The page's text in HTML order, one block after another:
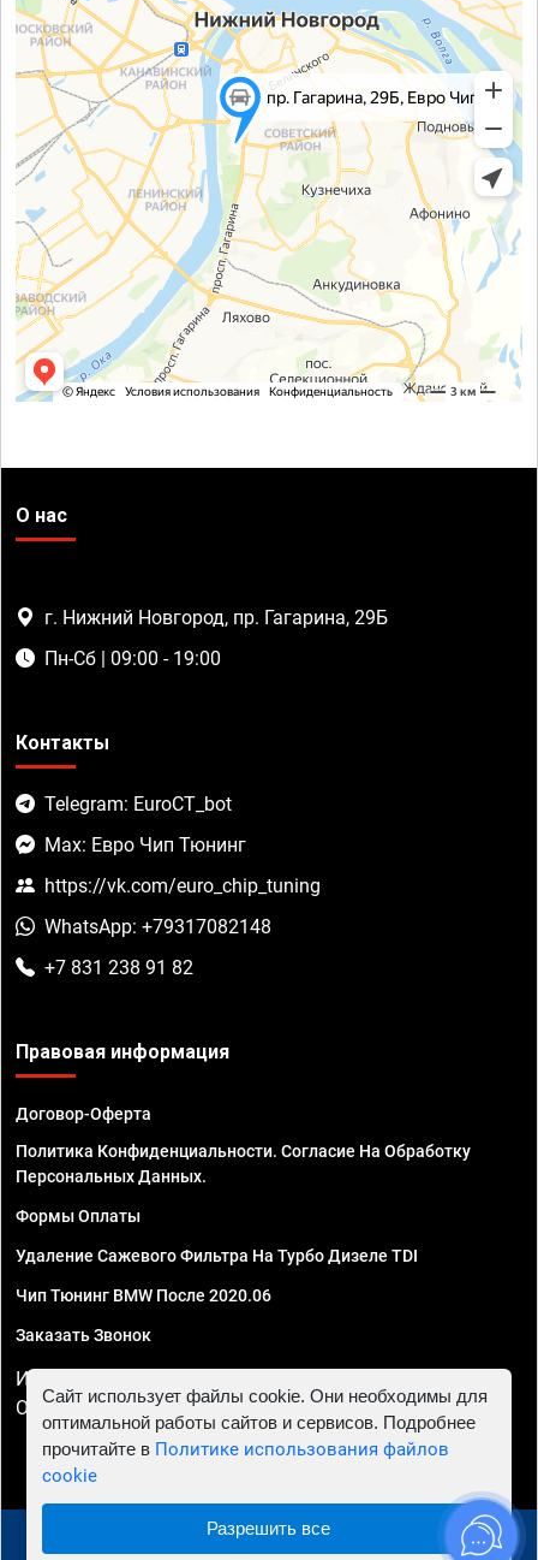
О нас
г. Нижний Новгород, пр. Гагарина, 29Б
Пн-Сб | 09:00 - 19:00
Контакты
Telegram: EuroCT_bot
Max: Евро Чип Тюнинг
https://vk.com/euro_chip_tuning
WhatsApp: +79317082148
+7 831 238 91 82
Правовая информация
Договор-Оферта
Политика Конфиденциальности. Согласие На Обработку
Персональных Данных.
Формы Оплаты
Удаление Сажевого Фильтра На Турбо Дизеле TDI
Чип Тюнинг BMW После 2020.06
Заказать Звонок
ИП Смирнов Георгий Павлович. ИНН 781302555843,
ОГРНИП 324470400032610
© 2010 - 2026 Чип тюнинг в Нижнем Новгороде -
Сайт использует файлы cookie. Они необходимы для
оптимальной работы сайтов и сервисов. Подробнее
прочитайте в Политике использования файлов
cookie
Разрешить все